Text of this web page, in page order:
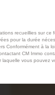
recueillies sur ce
pour la durée
Conformément à la
CM Immo
laquelle vous pouvez